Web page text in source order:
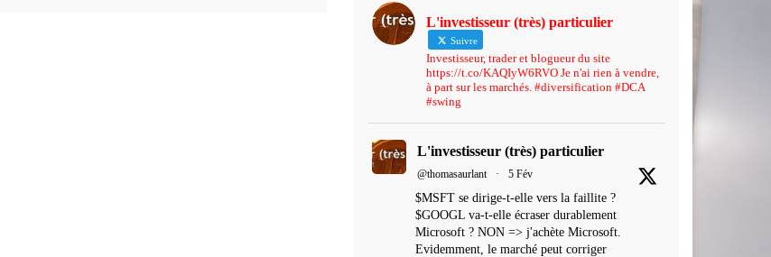
L'investisseur (très) particulier
Suivre
Investisseur, trader et blogueur du site
https://t.co/KAQIyW6RVO Je n'ai rien à vendre,
à part sur les marchés. #diversification #DCA
#swing
L'investisseur (très) particulier
@thomasaurlant · 5 Fév
$MSFT se dirige-t-elle vers la faillite ?
$GOOGL va-t-elle écraser durablement
Microsoft ? NON => j'achète Microsoft.
Evidemment, le marché peut corriger